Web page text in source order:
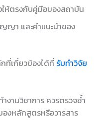
ห้ตรงกับคู่มือของสถาบัน
ญา และคำแนะนำของ
ที่เกี่ยวข้องได้ที่ รับทำวิจัย
งานวิชาการ ควรตรวจซ้ำ
งหลักสูตรหรือวารสาร